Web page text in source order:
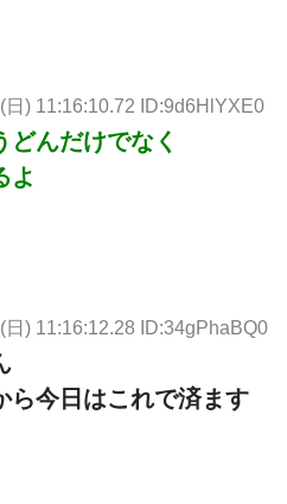
日) 11:16:10.72 ID:9d6HlYXE0
んだけでなく
よ
日) 11:16:12.28 ID:34gPhaBQ0
ら今日はこれで済ます